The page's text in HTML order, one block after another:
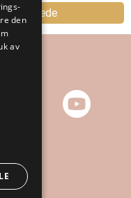
maleglede
den
av